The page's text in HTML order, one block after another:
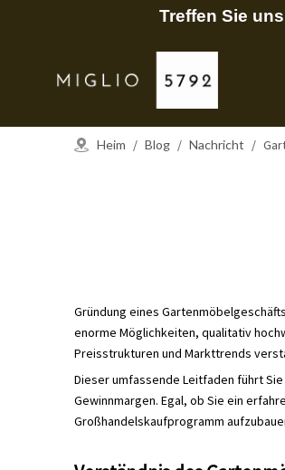
Treffen Sie
Heim / Blog / Nachricht /
Gründung eines
enorme Möglichkeiten, qualitativ
Preisstrukturen und Markttrends
Dieser umfassende Leitfaden führt
Gewinnmargen. Egal, ob Sie ein
Großhandelskaufprogramm